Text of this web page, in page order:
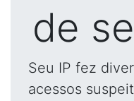
de
Seu IP fez
acessos